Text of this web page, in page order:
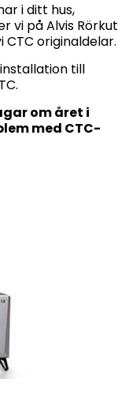
i ditt hus,
vi på Alvis Rörkut
CTC originaldelar.
till
om året i
med CTC-